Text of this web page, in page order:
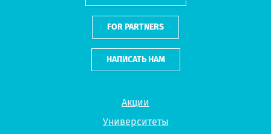
Акции
Университеты
FOR PARTNERS
НАПИСАТЬ НАМ